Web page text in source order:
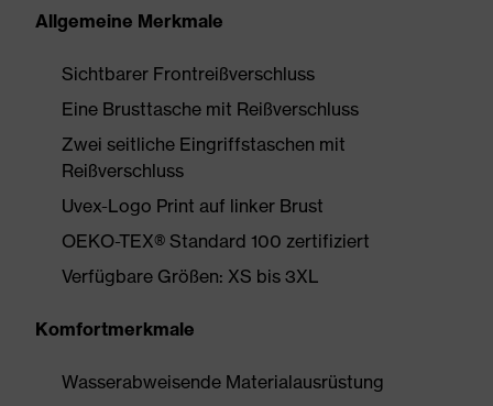
Allgemeine Merkmale
Sichtbarer Frontreißverschluss
Eine Brusttasche mit Reißverschluss
Zwei seitliche Eingriffstaschen mit
Reißverschluss
Uvex-Logo Print auf linker Brust
OEKO-TEX® Standard 100 zertifiziert
Verfügbare Größen: XS bis 3XL
Komfortmerkmale
Wasserabweisende Materialausrüstung